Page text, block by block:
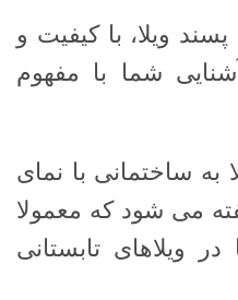
ویلا، با کیفیت و
شما با مفهوم
ساختمانی با نمای
می شود که معمولا
ویلاهای تابستانی